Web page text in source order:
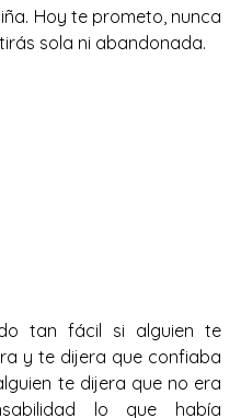
Hoy te prometo, nunca
sola ni abandonada.
tan fácil si alguien te
y te dijera que confiaba
te dijera que no era
lo que había